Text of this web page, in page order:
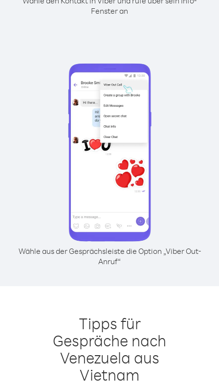
Fenster an
Wähle aus der Gesprächsleiste die Option „Viber Out-
Anruf“
Tipps für
Gespräche nach
Venezuela aus
Vietnam